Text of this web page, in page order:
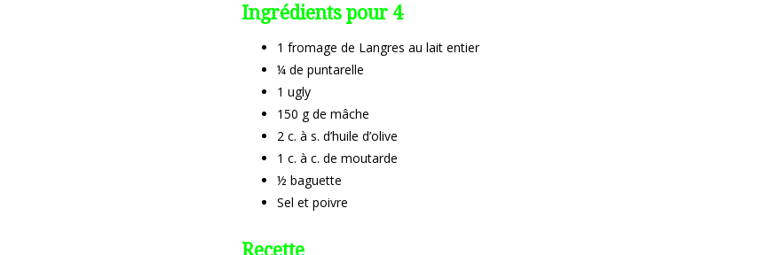
Ingrédients pour 4
1 fromage de Langres au lait entier
¼ de puntarelle
1 ugly
150 g de mâche
2 c. à s. d’huile d’olive
1 c. à c. de moutarde
½ baguette
Sel et poivre
Recette